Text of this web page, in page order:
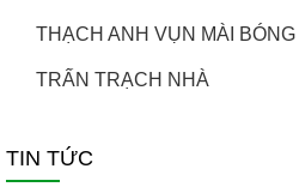
THẠCH ANH VỤN MÀI BÓNG
TRẤN TRẠCH NHÀ
TIN TỨC